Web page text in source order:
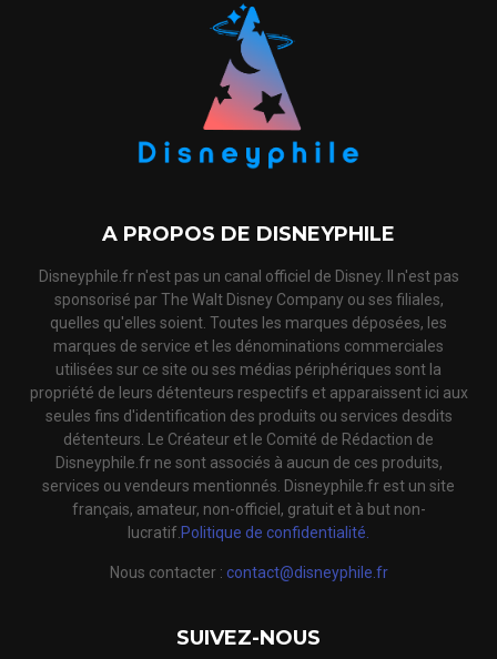
A PROPOS DE DISNEYPHILE
Disneyphile.fr n'est pas un canal officiel de Disney. Il n'est pas
sponsorisé par The Walt Disney Company ou ses filiales,
quelles qu'elles soient. Toutes les marques déposées, les
marques de service et les dénominations commerciales
utilisées sur ce site ou ses médias périphériques sont la
propriété de leurs détenteurs respectifs et apparaissent ici aux
seules fins d'identification des produits ou services desdits
détenteurs. Le Créateur et le Comité de Rédaction de
Disneyphile.fr ne sont associés à aucun de ces produits,
services ou vendeurs mentionnés. Disneyphile.fr est un site
français, amateur, non-officiel, gratuit et à but non-
lucratif.Politique de confidentialité.
Nous contacter : contact@disneyphile.fr
SUIVEZ-NOUS